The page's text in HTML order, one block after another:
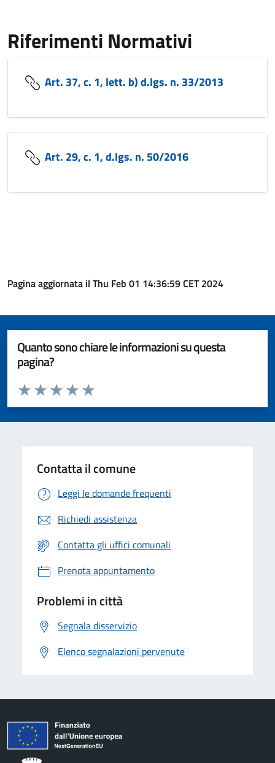
Riferimenti Normativi
Art. 37, c. 1, lett. b) d.lgs. n. 33/2013
Art. 29, c. 1, d.lgs. n. 50/2016
Pagina aggiornata il Thu Feb 01 14:36:59 CET 2024
Quanto sono chiare le informazioni su questa
pagina?
Valuta da 1 a 5 stelle la pagina
Valuta 5 stelle su 5
Valuta 4 stelle su 5
Valuta 3 stelle su 5
Valuta 2 stelle su 5
Valuta 1 stelle su 5
Contatta il comune
Leggi le domande frequenti
Richiedi assistenza
Contatta gli uffici comunali
Prenota appuntamento
Problemi in città
Segnala disservizio
Elenco segnalazioni pervenute